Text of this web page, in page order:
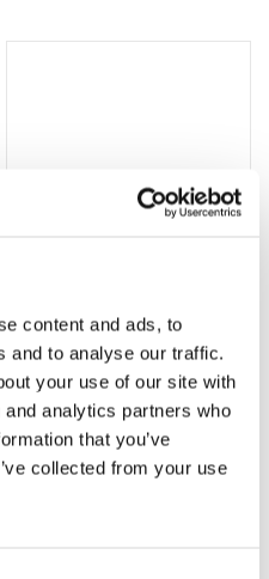
content and ads, to
and to analyse our traffic.
your use of our site with
analytics partners who
that you’ve
collected from your use
Lägg till i varukorg
Grön truckknapp
A00220
kr (ex. moms)